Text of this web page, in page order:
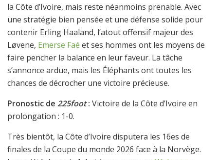
la Côte d’Ivoire, mais reste néanmoins prenable. Avec
une stratégie bien pensée et une défense solide pour
contenir Erling Haaland, l’atout offensif majeur des
Løvene, Emerse Faé et ses hommes ont les moyens de
faire pencher la balance en leur faveur. La tâche
s’annonce ardue, mais les Éléphants ont toutes les
chances de décrocher une victoire précieuse.
Pronostic de 225foot: Victoire de la Côte d’Ivoire en
prolongation : 1-0.
Très bientôt, la Côte d’Ivoire disputera les 16es de
finales de la Coupe du monde 2026 face à la Norvège.